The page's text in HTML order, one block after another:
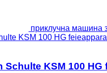
приклучна машина
KSM 100 HG
Schulte KSM 100 HG